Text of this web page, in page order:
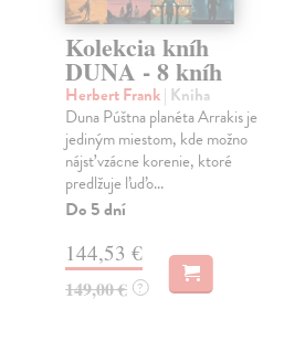
Kolekcia kníh
DUNA - 8 kníh
Herbert Frank| Kniha
Duna Púštna planéta Arrakis je
jediným miestom, kde možno
nájsť vzácne korenie, ktoré
predlžuje ľuďo...
Do 5 dní
144,53 €
149,00 € ?